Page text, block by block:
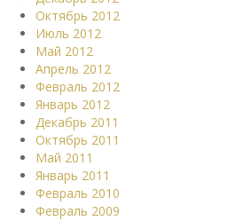
Октябрь 2012
Июль 2012
Май 2012
Апрель 2012
Февраль 2012
Январь 2012
Декабрь 2011
Октябрь 2011
Май 2011
Январь 2011
Февраль 2010
Февраль 2009